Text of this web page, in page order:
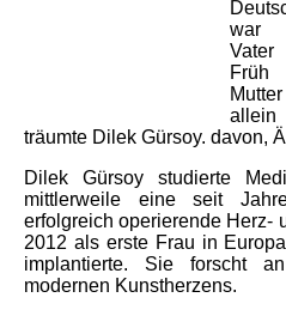
war
Früh
träumte Dilek Gürsoy. davon,
Dilek Gürsoy studierte
mittlerweile eine seit
erfolgreich operierende Herz-
2012 als erste Frau in
implantierte. Sie forscht
modernen Kunstherzens.